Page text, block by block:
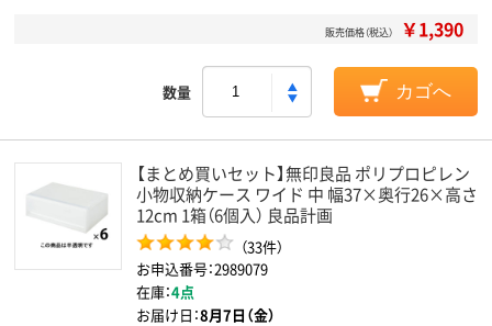
販売価格（税込） ￥1,390
数量 カゴへ
【まとめ買いセット】無印良品 ポリプロピレン
小物収納ケース ワイド 中 幅37×奥行26×高さ
12cm 1箱（6個入） 良品計画
（33件）
お申込番号：2989079
在庫：4点
お届け日：8月7日（金）